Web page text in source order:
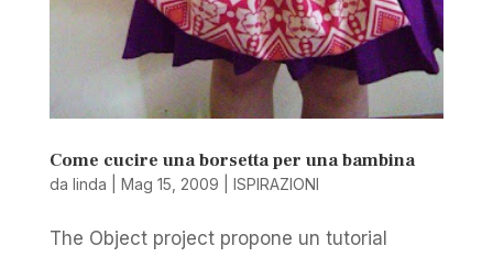
Come cucire una borsetta per una bambina
da linda Mag 15, 2009 ISPIRAZIONI
The Object project propone un tutorial